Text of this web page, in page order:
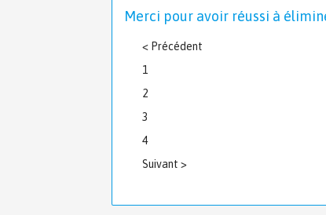
Merci pour avoir réussi à
< Précédent
1
2
3
4
Suivant >